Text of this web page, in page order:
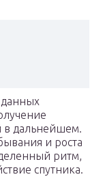
в дальнейшем.
и роста
ритм,
спутника.